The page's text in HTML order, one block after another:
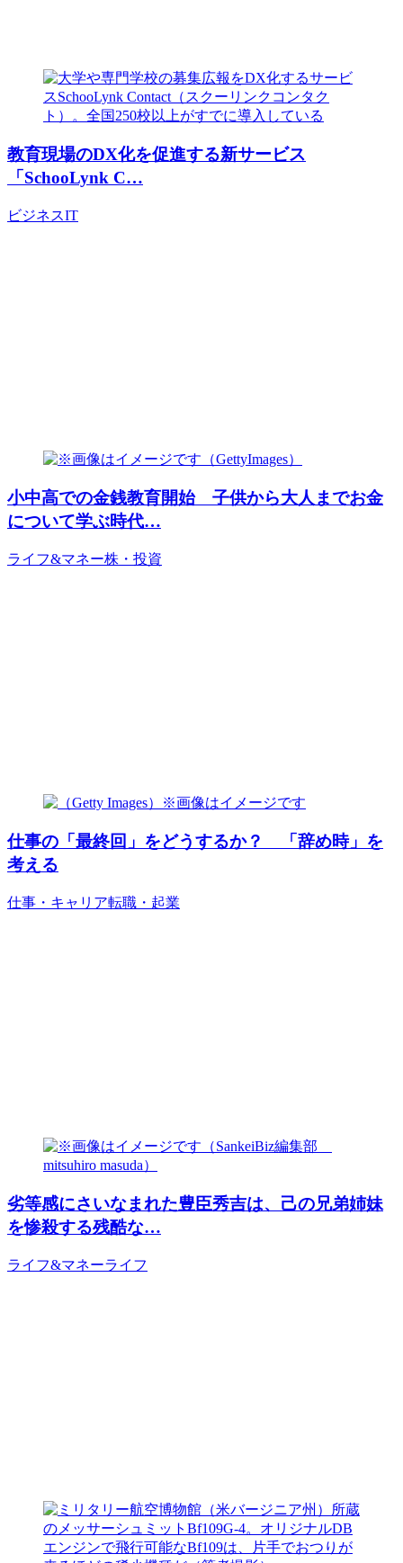
教育現場のDX化を促進する新サービス
「SchooLynk C…
ビジネスIT
小中高での金銭教育開始 子供から大人までお金
について学ぶ時代…
ライフ&マネー株・投資
仕事の「最終回」をどうするか？ 「辞め時」を
考える
仕事・キャリア転職・起業
劣等感にさいなまれた豊臣秀吉は、己の兄弟姉妹
を惨殺する残酷な…
ライフ&マネーライフ